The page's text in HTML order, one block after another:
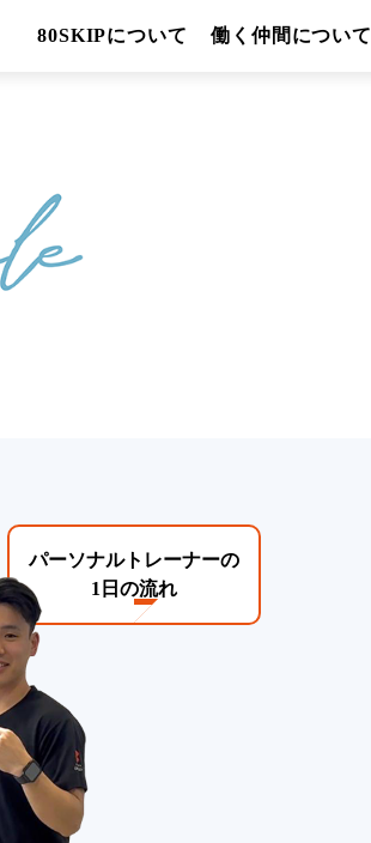
80SKIPについて 働く仲間について
パーソナルトレーナーの
1日の流れ